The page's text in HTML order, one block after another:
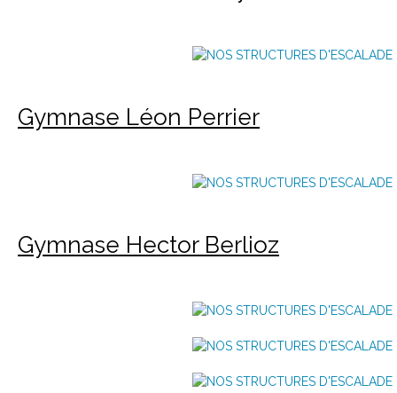
Gymnase Léon Perrier
Gymnase Hector Berlioz